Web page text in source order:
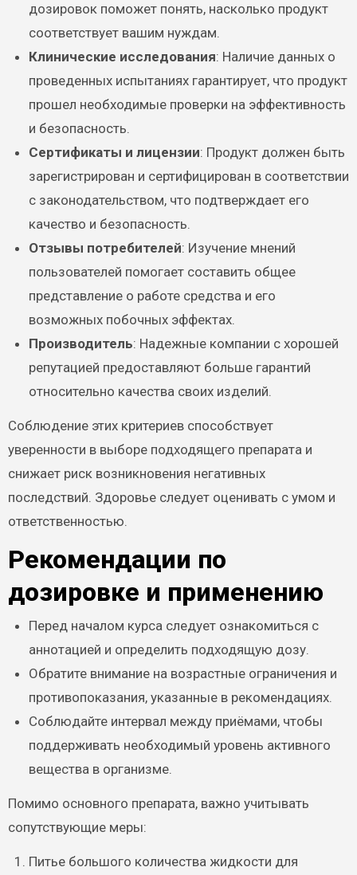
дозировок поможет понять, насколько продукт
соответствует вашим нуждам.
Клинические исследования: Наличие данных о
проведенных испытаниях гарантирует, что продукт
прошел необходимые проверки на эффективность
и безопасность.
Сертификаты и лицензии: Продукт должен быть
зарегистрирован и сертифицирован в соответствии
с законодательством, что подтверждает его
качество и безопасность.
Отзывы потребителей: Изучение мнений
пользователей помогает составить общее
представление о работе средства и его
возможных побочных эффектах.
Производитель: Надежные компании с хорошей
репутацией предоставляют больше гарантий
относительно качества своих изделий.
Соблюдение этих критериев способствует
уверенности в выборе подходящего препарата и
снижает риск возникновения негативных
последствий. Здоровье следует оценивать с умом и
ответственностью.
Рекомендации по
дозировке и применению
Перед началом курса следует ознакомиться с
аннотацией и определить подходящую дозу.
Обратите внимание на возрастные ограничения и
противопоказания, указанные в рекомендациях.
Соблюдайте интервал между приёмами, чтобы
поддерживать необходимый уровень активного
вещества в организме.
Помимо основного препарата, важно учитывать
сопутствующие меры:
Питье большого количества жидкости для